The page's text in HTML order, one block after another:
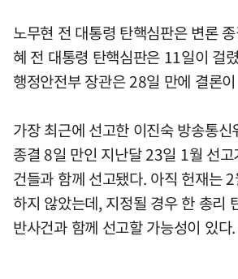
노무현 전 대통령 탄핵심판은 변론
혜 전 대통령 탄핵심판은 11일이 걸
행정안전부 장관은 28일 만에 결론
가장 최근에 선고한 이진숙 방송통
종결 8일 만인 지난달 23일 1월 선
건들과 함께 선고됐다. 아직 헌재는
하지 않았는데, 지정될 경우 한 총리
반사건과 함께 선고할 가능성이 있다.